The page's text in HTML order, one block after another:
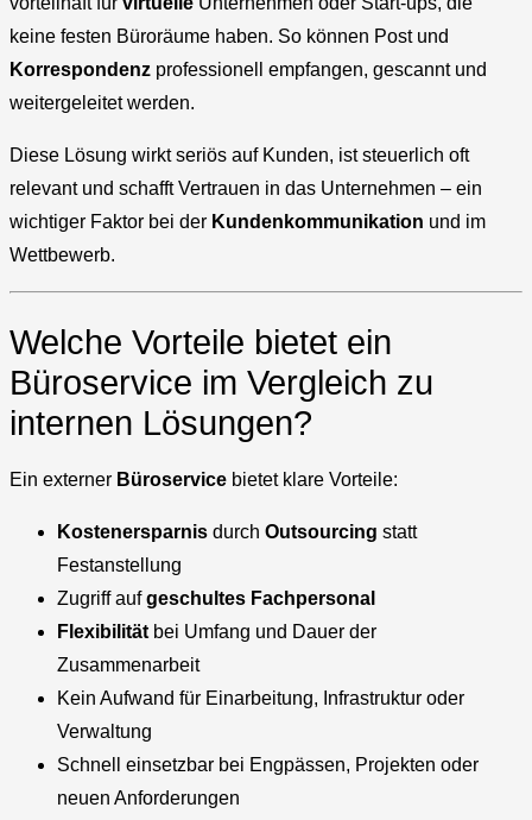
keine festen Büroräume haben. So können Post und
Korrespondenz professionell empfangen, gescannt und
weitergeleitet werden.
Diese Lösung wirkt seriös auf Kunden, ist steuerlich oft
relevant und schafft Vertrauen in das Unternehmen – ein
wichtiger Faktor bei der Kundenkommunikation und im
Wettbewerb.
Welche Vorteile bietet ein
Büroservice im Vergleich zu
internen Lösungen?
Ein externer Büroservice bietet klare Vorteile:
Kostenersparnis durch Outsourcing statt
Festanstellung
Zugriff aufgeschultes Fachpersonal
Flexibilität bei Umfang und Dauer der
Zusammenarbeit
Kein Aufwand für Einarbeitung, Infrastruktur oder
Verwaltung
Schnell einsetzbar bei Engpässen, Projekten oder
neuen Anforderungen